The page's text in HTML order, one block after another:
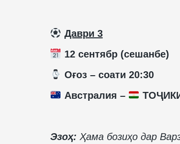
Даври 3
12 сентябр (сешанбе)
️ Оғоз – соати 20:30
Австралия –
Эзоҳ: Ҳама бозиҳо дар